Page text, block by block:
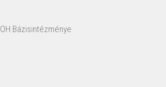
OH Bázisintézménye